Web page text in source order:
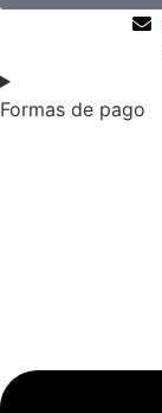
Formas de pago